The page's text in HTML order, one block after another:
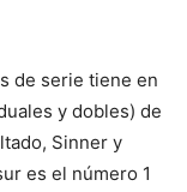
de serie tiene en
y dobles) de
Sinner y
es el número 1